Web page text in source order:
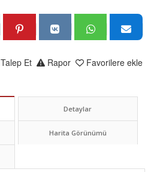
Favorilere ekle
Rapor
Talep Et
Detaylar
Harita Görünümü